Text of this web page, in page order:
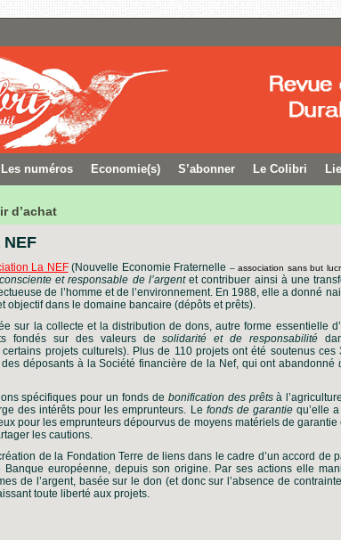
Les numéros Economie(s) S’abonner Le Colibri
d’achat
NEF
La NEF(Nouvelle Economie Fraternelle – association sans but
et responsable de l’argentet contribuer ainsi à une
de l’homme et de l’environnement. En 1988, elle a donné
objectif dans le domaine bancaire (dépôts et prêts).
sur la collecte et la distribution de dons, autre forme essentielle
fondés sur des valeurs desolidarité et de responsabilité
projets culturels). Plus de 110 projets ont été soutenus
déposants à la Société financière de la Nef, qui ont abandonné
spécifiques pour un fonds de bonification des prêtsà
des intérêts pour les emprunteurs. Le fonds de garantiequ’elle a
pour les emprunteurs dépourvus de moyens matériels de
les cautions.
de la Fondation Terre de liens dans le cadre d’un accord de
européenne, depuis son origine. Par ses actions elle
de l’argent, basée sur le don (et donc sur l’absence de
toute liberté aux projets.